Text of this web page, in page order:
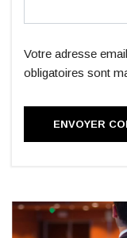
Votre adresse
obligatoires sont
ENVOYER